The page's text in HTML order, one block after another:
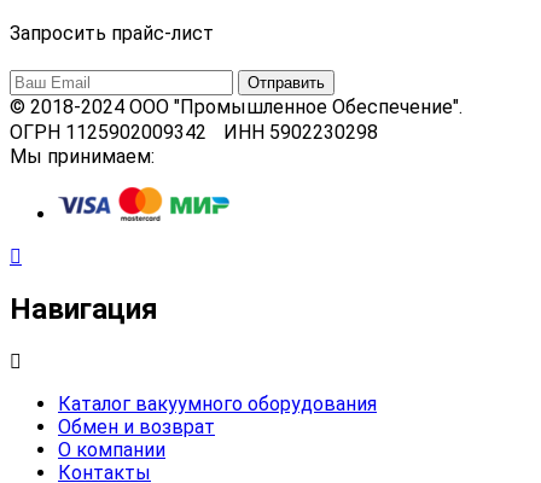
Запросить прайс-лист
© 2018-2024 ООО "Промышленное Обеспечение".
ОГРН 1125902009342 ИНН 5902230298
Мы принимаем:
Навигация
Каталог вакуумного оборудования
Обмен и возврат
О компании
Контакты